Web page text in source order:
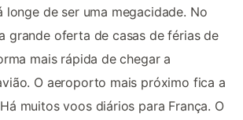
longe de ser uma megacidade. No
grande oferta de casas de férias de
mais rápida de chegar a
O aeroporto mais próximo fica a
muitos voos diários para França. O